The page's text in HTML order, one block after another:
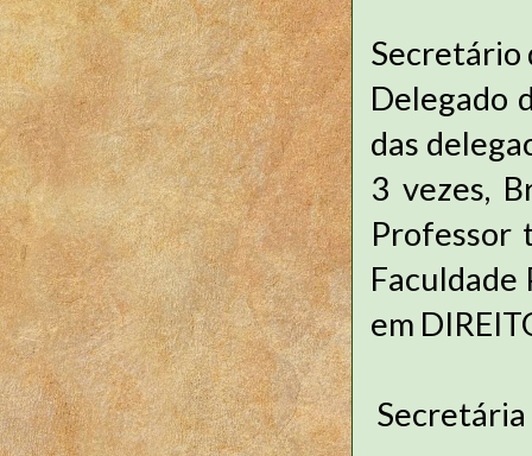
Secretário
Delegado
das
3 vezes,
Professor
Faculdade
em
Secretária